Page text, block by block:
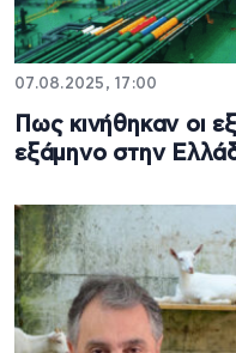
07.08.2025, 17:00
Πως κινήθηκαν οι
εξάμηνο στην